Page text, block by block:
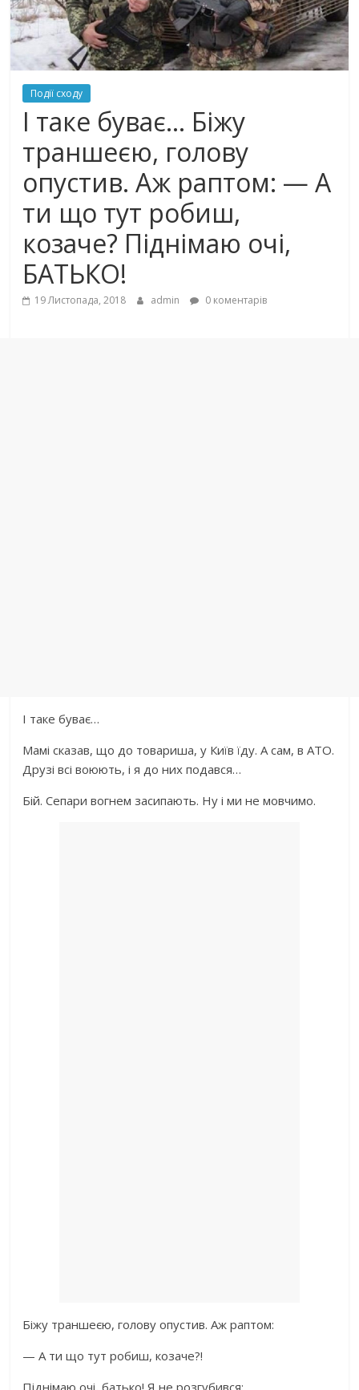
Події сходу
І таке буває… Біжу
траншеєю, голову
опустив. Аж раптом: — А
ти що тут робиш,
козаче? Піднімаю очі,
БАТЬКО!
19 Листопада, 2018 admin 0 коментарів
І таке буває…
Мамі сказав, що до товариша, у Київ їду. А сам, в АТО.
Друзі всі воюють, і я до них подався…
Бій. Сепари вогнем засипають. Ну і ми не мовчимо.
Біжу траншеєю, голову опустив. Аж раптом:
— А ти що тут робиш, козаче?!